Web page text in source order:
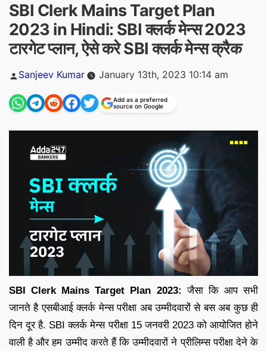
SBI Clerk Mains Target Plan
2023 in Hindi: SBI क्लर्क मेन्स 2023
टारगेट प्लान, ऐसे करे SBI क्लर्क मेन्स क्रैक
Posted
Sanjeev Kumar January 13th, 2023 10:14 am
Add as a preferred
source on Google
SBI Clerk Mains Target Plan 2023: जैसा कि आप सभी
जानते है एसबीआई क्लर्क मेन्स परीक्षा अब उम्मीदवारों से बस अब कुछ ही
दिन दूर है. SBI क्लर्क मेन्स परीक्षा 15 जनवरी 2023 को आयोजित होने
वाली है और हम उम्मीद करते हैं कि उम्मीदवारों ने प्रीलिम्स परीक्षा देने के